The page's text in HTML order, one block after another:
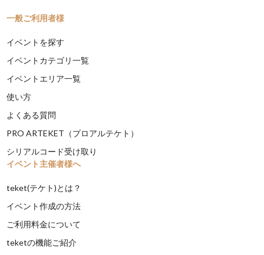
一般ご利用者様
イベントを探す
イベントカテゴリ一覧
イベントエリア一覧
使い方
よくある質問
PRO ARTEKET（プロアルテケト）
シリアルコード受け取り
イベント主催者様へ
teket(テケト)とは？
イベント作成の方法
ご利用料金について
teketの機能ご紹介